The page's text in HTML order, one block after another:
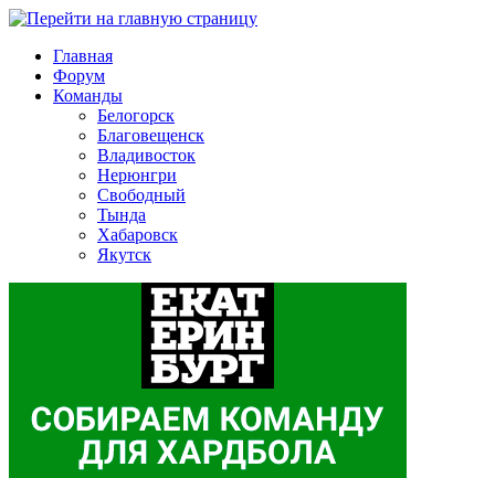
Главная
Форум
Команды
Белогорск
Благовещенск
Владивосток
Нерюнгри
Свободный
Тында
Хабаровск
Якутск